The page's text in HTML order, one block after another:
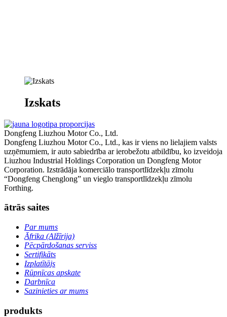
Izskats
Dongfeng Liuzhou Motor Co., Ltd.
Dongfeng Liuzhou Motor Co., Ltd., kas ir viens no lielajiem valsts
uzņēmumiem, ir auto sabiedrība ar ierobežotu atbildību, ko izveidoja
Liuzhou Industrial Holdings Corporation un Dongfeng Motor
Corporation. Izstrādāja komerciālo transportlīdzekļu zīmolu
“Dongfeng Chenglong” un vieglo transportlīdzekļu zīmolu
Forthing.
ātrās saites
Par mums
Āfrika (Alžīrija)
Pēcpārdošanas serviss
Sertifikāts
Izplatītājs
Rūpnīcas apskate
Darbnīca
Sazinieties ar mums
produkts